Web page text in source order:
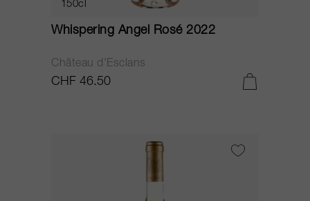
150cl
Whispering Angel Rosé 2022
Château d'Esclans
CHF 46.50